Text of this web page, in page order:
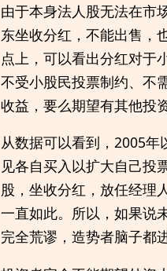
由于本身法人股无法在市
东坐收分红，不能出售，
点上，可以看出分红对于
不受小股民投票制约、不
收益，要么期望有其他投
从数据可以看到，2005
见各自买入以扩大自己投
股，坐收分红，放任经理
一直如此。所以，如果说
完全荒谬，造势者脑子都